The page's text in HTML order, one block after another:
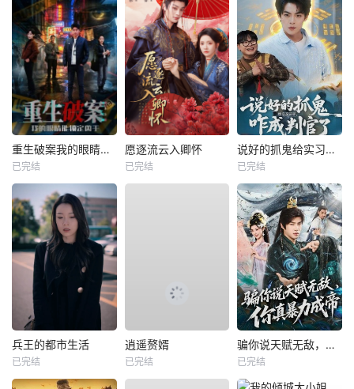
重生破案我的眼睛能锁定凶手
已完结
愿逐流云入卿怀
已完结
说好的抓鬼给实习证明，咋成判官了
已完结
兵王的都市生活
已完结
逍遥赘婿
已完结
骗你说天赋无敌，你真暴力成帝
已完结